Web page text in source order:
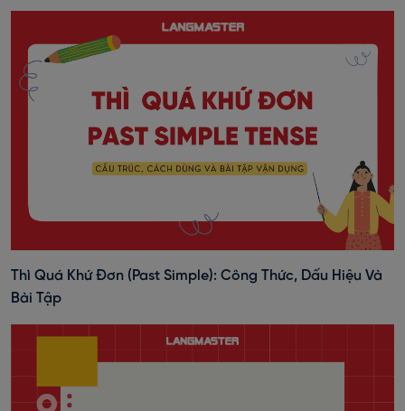
Thì Quá Khứ Đơn (past Simple): Công Thức, Dấu Hiệu Và
Bài Tập